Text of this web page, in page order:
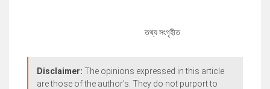
তথ্য সংগৃহীত
Disclaimer: The opinions expressed in this article
are those of the author's. They do not purport to